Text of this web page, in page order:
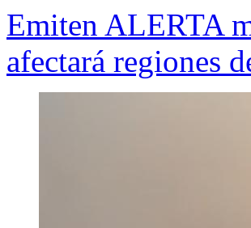
Emiten ALERTA
afectará regiones